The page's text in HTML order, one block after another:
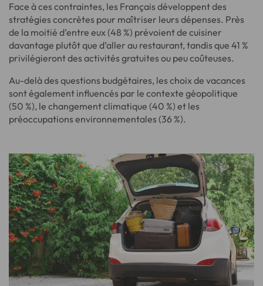
Face à ces contraintes, les Français développent des
stratégies concrètes pour maîtriser leurs dépenses. Près
de la moitié d’entre eux (48 %) prévoient de cuisiner
davantage plutôt que d’aller au restaurant, tandis que 41 %
privilégieront des activités gratuites ou peu coûteuses.
Au-delà des questions budgétaires, les choix de vacances
sont également influencés par le contexte géopolitique
(50 %), le changement climatique (40 %) et les
préoccupations environnementales (36 %).